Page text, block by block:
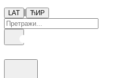
LAT | ЋИР